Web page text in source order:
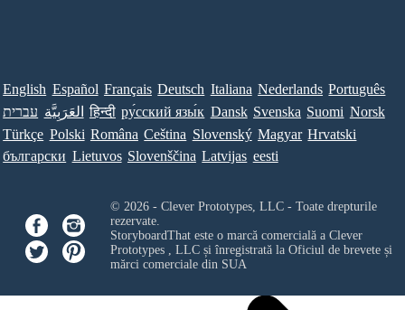
English Español Français Deutsch Italiana Nederlands Português
עברית العَرَبِيَّة हिन्दी ру́сский язы́к Dansk Svenska Suomi Norsk
Türkçe Polski Româna Ceština Slovenský Magyar Hrvatski
български Lietuvos Slovenščina Latvijas eesti
© 2026 - Clever Prototypes, LLC - Toate drepturile
rezervate.
StoryboardThat este o marcă comercială a Clever
Prototypes , LLCși înregistrată la Oficiul de brevete și
mărci comerciale din SUA